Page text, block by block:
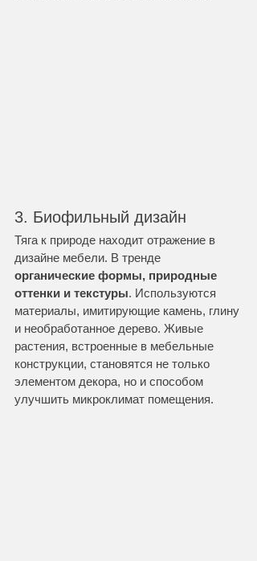
3. Биофильный дизайн
Тяга к природе находит отражение в
дизайне мебели. В тренде
органические формы, природные
оттенки и текстуры. Используются
материалы, имитирующие камень, глину
и необработанное дерево. Живые
растения, встроенные в мебельные
конструкции, становятся не только
элементом декора, но и способом
улучшить микроклимат помещения.